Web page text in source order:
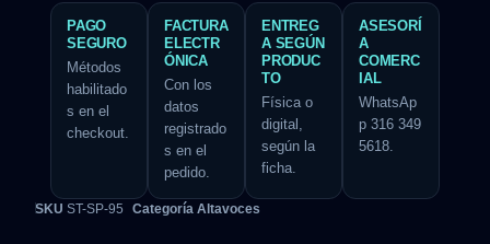
PAGO
SEGURO
Métodos
habilitado
s en el
checkout.
FACTURA
ELECTR
ÓNICA
Con los
datos
registrado
s en el
pedido.
ENTREG
A SEGÚN
PRODUC
TO
Física o
digital,
según la
ficha.
ASESORÍ
A
COMERC
IAL
WhatsAp
p 316 349
5618.
SKU ST-SP-95 Categoría Altavoces